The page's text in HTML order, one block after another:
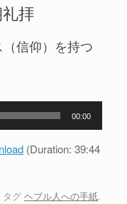
拝
信仰）を持つ
00:00
(Duration: 39:44
タグ ヘブル人への手紙.